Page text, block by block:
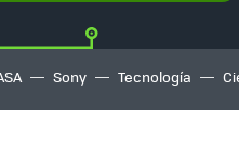
Sony Tecnología